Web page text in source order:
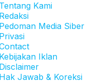
Tentang Kami
Redaksi
Pedoman Media Siber
Privasi
Kebijakan Iklan
Disclaimer
Hak Jawab & Koreksi